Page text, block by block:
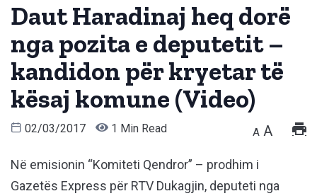
Daut Haradinaj heq dorë
nga pozita e deputetit –
kandidon për kryetar të
kësaj komune (Video)
02/03/2017 1 Min Read A A
Në emisionin “Komiteti Qendror” – prodhim i
Gazetës Express për RTV Dukagjin, deputeti nga